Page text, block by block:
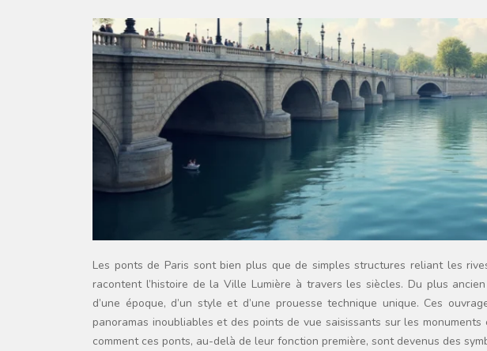
Les ponts de Paris sont bien plus que de simples structures reliant les rives de la Seine. Véritables joyaux architecturaux, ils
racontent l’histoire de la Ville Lumière à travers les siècles. Du plus
d’une époque, d’un style et d’une prouesse technique unique. Ces
panoramas inoubliables et des points de vue saisissants sur les
comment ces ponts, au-delà de leur fonction première, sont devenus des